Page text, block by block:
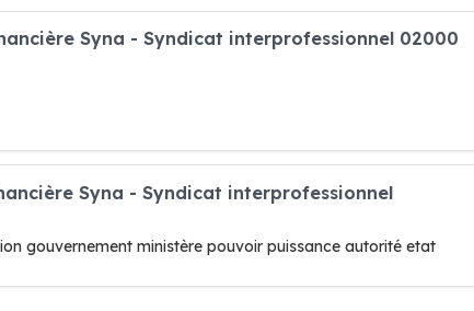
Syna - Syndicat interprofessionnel 02000
Syna - Syndicat interprofessionnel
gouvernement ministère pouvoir puissance autorité etat